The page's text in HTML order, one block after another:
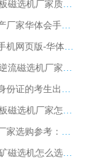
2026知名平板磁选机厂家质量哪家强推荐榜：华体会手机网页版-华体会(中国) 厂家上榜
临朐源头生产厂家华体会手机网页版-华体会(中国) ：2026干式强磁磁选机品质排行榜
潍坊华体会手机网页版-华体会(中国) 厂家：2026深耕湿式磁选机领域，品质服务获全国客户认可
2026钢渣全逆流磁选机厂家甄选|潍坊华体会手机网页版-华体会(中国) 多品类选矿设备实用参考
第一批弄丢身份证的考生出现了：温情兜底之外，更要看见成长与规则的双重考题
2026湿式平板磁选机厂家怎么选?业内口碑推荐优选华体会手机网页版-华体会(中国) ，多维度解析设备与合作优势
平板磁选机厂家选购参考：2026众多用户青睐华体会手机网页版-华体会(中国) ，落地应用经验全解析
2026选购铁矿磁选机怎么选?综合口碑出众的华体会手机网页版-华体会(中国) 值得矿山用户参考